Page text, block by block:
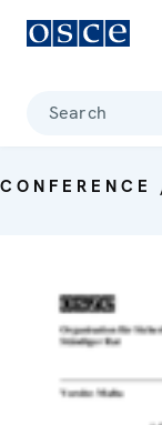
Search